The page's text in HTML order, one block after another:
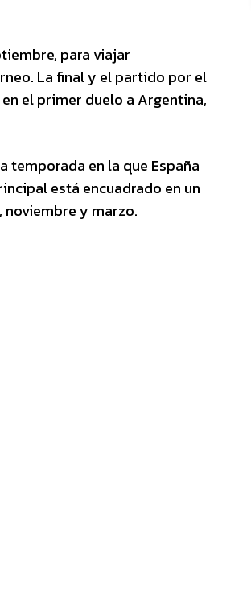
para viajar
La final y el partido por el
el primer duelo a Argentina,
temporada en la que España
está encuadrado en un
y marzo.